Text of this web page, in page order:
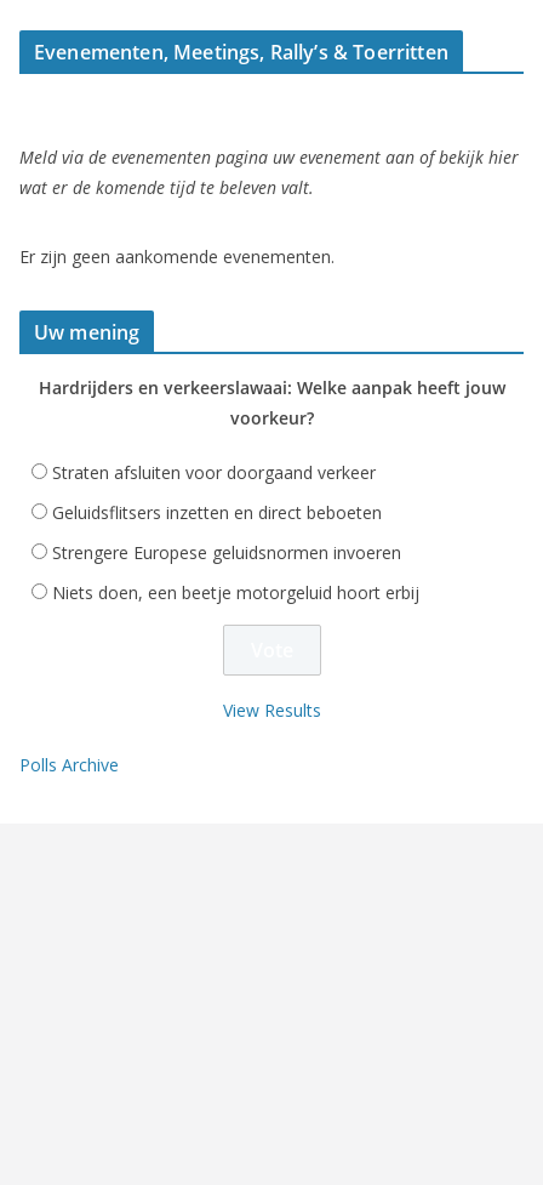
Evenementen, Meetings, Rally’s & Toerritten
Meld via de evenementen pagina uw evenement aan of bekijk hier
wat er de komende tijd te beleven valt.
Er zijn geen aankomende evenementen.
Uw mening
Hardrijders en verkeerslawaai: Welke aanpak heeft jouw
voorkeur?
Straten afsluiten voor doorgaand verkeer
Geluidsflitsers inzetten en direct beboeten
Strengere Europese geluidsnormen invoeren
Niets doen, een beetje motorgeluid hoort erbij
View Results
Polls Archive